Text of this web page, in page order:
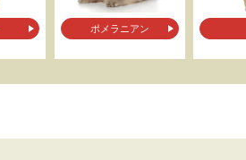
ポメラニアン